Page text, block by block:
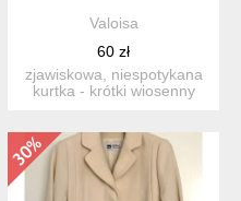
Valoisa
60 zł
zjawiskowa, niespotykana
kurtka - krótki wiosenny